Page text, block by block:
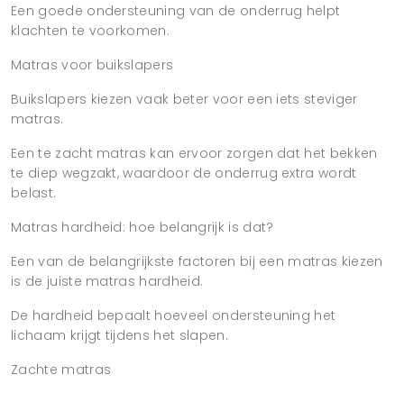
Een goede ondersteuning van de onderrug helpt
klachten te voorkomen.
Matras voor buikslapers
Buikslapers kiezen vaak beter voor een iets steviger
matras.
Een te zacht matras kan ervoor zorgen dat het bekken
te diep wegzakt, waardoor de onderrug extra wordt
belast.
Matras hardheid: hoe belangrijk is dat?
Een van de belangrijkste factoren bij een matras kiezen
is de juiste matras hardheid.
De hardheid bepaalt hoeveel ondersteuning het
lichaam krijgt tijdens het slapen.
Zachte matras